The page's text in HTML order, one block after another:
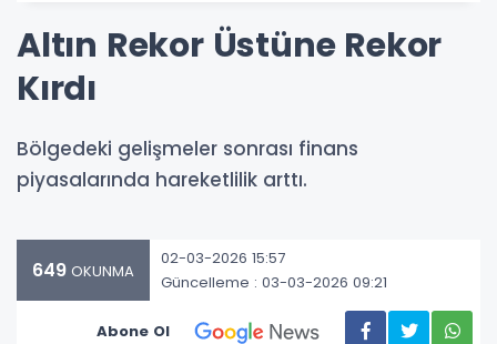
Altın Rekor Üstüne Rekor
Kırdı
Bölgedeki gelişmeler sonrası finans
piyasalarında hareketlilik arttı.
649 OKUNMA
02-03-2026 15:57
Güncelleme : 03-03-2026 09:21
Abone Ol